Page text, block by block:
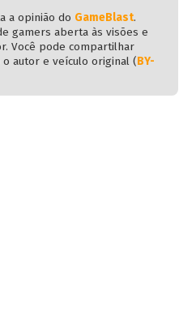
a opinião do GameBlast.
gamers aberta às visões e
Você pode compartilhar
autor e veículo original (BY-